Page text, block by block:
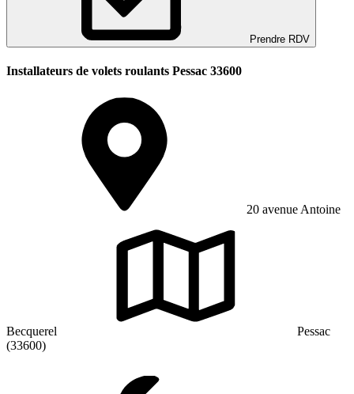
Prendre RDV
Installateurs de volets roulants Pessac 33600
20 avenue Antoine
Becquerel
Pessac
(33600)